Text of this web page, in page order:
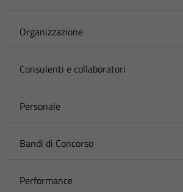
Organizzazione
Consulenti e collaboratori
Personale
Bandi di Concorso
Performance